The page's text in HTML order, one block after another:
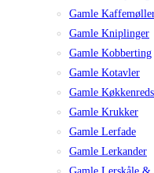
Gamle
Gamle Kniplinger
Gamle Kobberting
Gamle Kotavler
Gamle
Gamle Krukker
Gamle Lerfade
Gamle Lerkander